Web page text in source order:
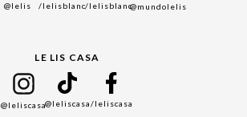
@lelis /lelisblanc/lelisblanc@mundolelis
LE LIS CASA
@leliscasa@leliscasa/leliscasa